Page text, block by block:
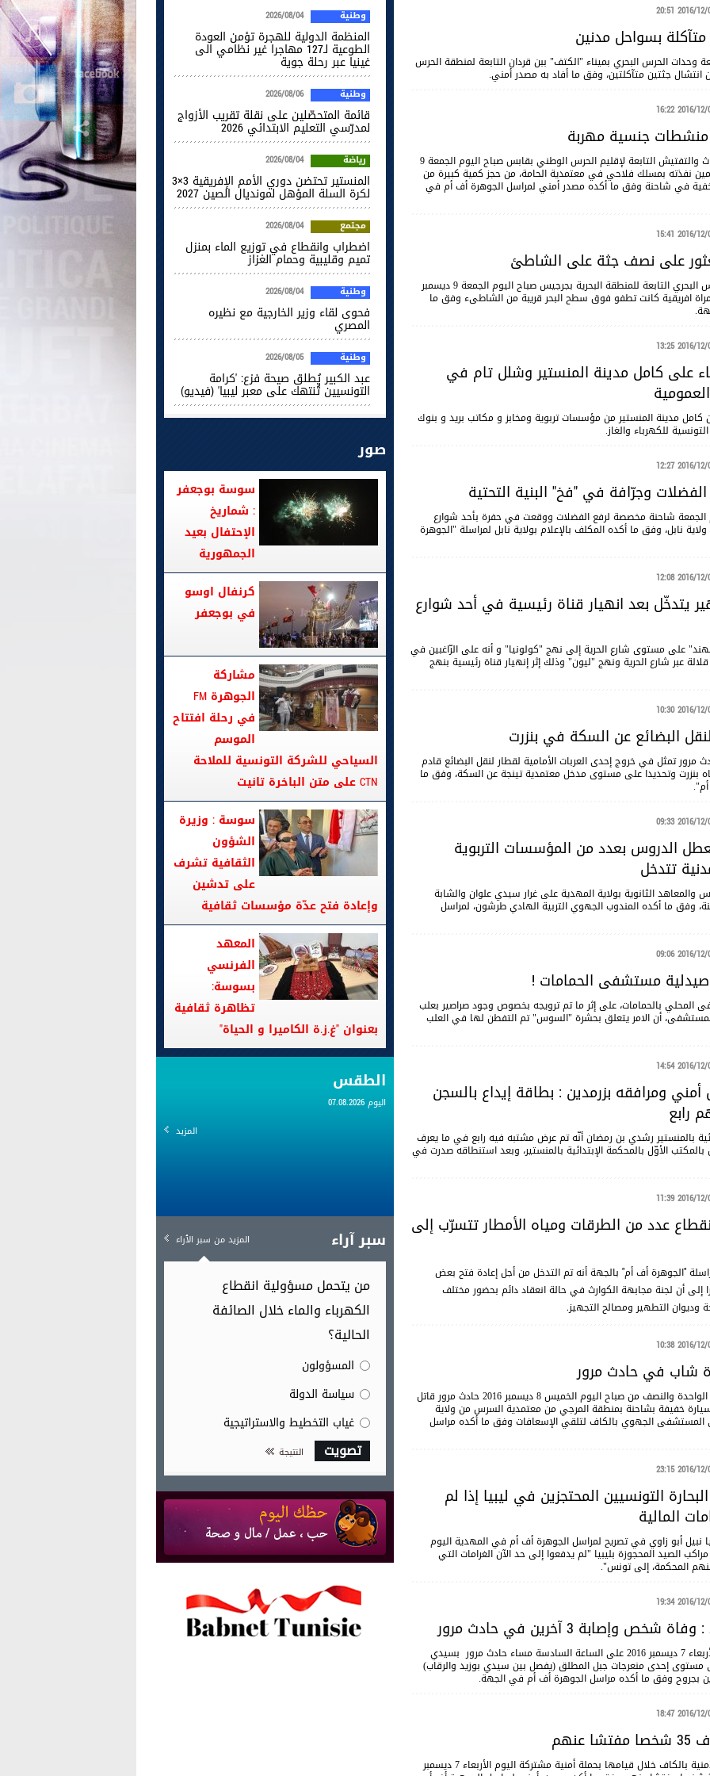
2016/12/09
بسواحل مدنين
وحدات الحرس البحري بميناء "الكتف" ببن قردان التابعة لمنطقة الحرس
انتشال جثتين متآكلتين، وفق ما أفاد به مصدر أمني.
2016/12/09
جنسية مهربة
تمكنت فرقة الأبحاث والتفتيش التابعة لإقليم الحرس الوطني بقابس صباح اليوم الجمعة 9
2016 إثر كمين نفذته بمسلك فلاحي في معتمدية الحامة، من حجز كمية كبيرة من
المعسل كانت مخفية في شاحنة وفق ما أكده مصدر أمني لمراسل الجوهرة أف أم في
2016/12/09
على نصف جثة على الشاطئ
رفعت وحدات الحرس البحري التابعة للمنطقة البحرية بجرجيس صباح اليوم الجمعة 9 ديسمبر
افريقية كانت تطفو فوق سطح البحر قريبة من الشاطىء وفق ما
2016/12/09
على كامل مدينة المنستير وشلل تام في
كامل مدينة المنستير من مؤسسات تربوية ومخابز و مكاتب بريد و بنوك
للكهرباء والغاز.
2016/12/09
وجرّافة في "فخ" البنية التحتية
الجمعة شاحنة مخصصة لرفع الفضلات ووقعت في حفرة بأحد شوارع
نابل، وفق ما أكده المكلف بالإعلام بولاية نابل لمراسلة "الجوهرة
2016/12/09
يتدخّل بعد انهيار قناة رئيسية في أحد شوارع
على مستوى شارع الحرية إلى نهج "كولونيا" و أنه على الرّاغبين في
عبر شارع الحرية ونهج "ليون" وذلك إثر إنهيار قناة رئيسية بنهج
2016/12/09
البضائع عن السكة في بنزرت
مرور تمثل في خروج إحدى العربات الأمامية لقطار لنقل البضائع قادم
بنزرت وتحديدا على مستوى مدخل معتمدية تينجة عن السكة، وفق ما
2016/12/09
الدروس بعدد من المؤسسات التربوية
تتدخل
الثانوية بولاية المهدية على غرار سيدي علوان والشابة
وفق ما أكده المندوب الجهوي التربية الهادي طرشون، لمراسل
2016/12/09
مستشفى الحمامات !
المحلي بالحمامات، على إثر ما تم ترويجه بخصوص وجود صراصير بعلب
أن الامر يتعلق بحشرة "السوس" تم التفطن لها في العلب
2016/12/08
أمني ومرافقه بزرمدين : بطاقة إيداع بالسجن
رابع
بالمنستير رشدي بن رمضان أنّه تم عرض مشتبه فيه رابع في ما يعرف
الأوّل بالمحكمة الإبتدائية بالمنستير، وبعد استنطاقه صدرت في
2016/12/08
عدد من الطرقات ومياه الأمطار تتسرّب إلى
"الجوهرة أف أم" بالجهة أنه تم التدخل من أجل إعادة فتح بعض
أن لجنة مجابهة الكوارث في حالة انعقاد دائم بحضور مختلف
وديوان التطهير ومصالح التجهيز.
2016/12/08
شاب في حادث مرور
جد حوالي الساعة الواحدة والنصف من صباح اليوم الخميس 8 ديسمبر 2016 حادث مرور قاتل
خفيفة بشاحنة بمنطقة المرجي من معتمدية السرس من ولاية
الجهوي بالكاف لتلقي الإسعافات وفق ما أكده مراسل
2016/12/07
التونسيين المحتجزين في ليبيا إذا لم
المالية
نبيل أبو زاوي في تصريح لمراسل الجوهرة أف أم في المهدية اليوم
مالكي مراكب الصيد المحجوزة بليبيا "لم يدفعوا إلى حد الآن الغرامات التي
2016/12/07
وإصابة 3 آخرين في حادث مرور
جد عشية اليوم الأربعاء 7 ديسمبر 2016 على الساعة السادسة مساء حادث مرور بسيدي
مستوى إحدى منعرجات جبل المطلق (يفصل بين سيدي بوزيد والرقاب)
2016/12/07
تمكنت الوحدات الأمنية بالكاف خلال قيامها بحملة أمنية مشتركة اليوم الأربعاء 7 ديسمبر
وطنية 2026/08/04
المنظمة الدولية للهجرة تؤمن العودة
الطوعية لـ127 مهاجرا غير نظامي الى
غينيا عبر رحلة جوية
وطنية 2026/08/06
قائمة المتحصّلين على نقلة تقريب الأزواج
لمدرّسي التعليم الابتدائي 2026
رياضة 2026/08/04
المنستير تحتضن دوري الأمم الإفريقية 3×3
لكرة السلة المؤهل لمونديال الصين 2027
مجتمع 2026/08/04
اضطراب وانقطاع في توزيع الماء بمنزل
تميم وقليبية وحمام الغزاز
وطنية 2026/08/04
فحوى لقاء وزير الخارجية مع نظيره
المصري
وطنية 2026/08/05
عبد الكبير يُطلق صيحة فزع: 'كرامة
التونسيين تُنتهك على معبر ليبيا' (فيديو)
صور
سوسة بوجعفر
: شماريخ
الإحتفال بعيد
الجمهورية
كرنفال اوسو
في بوجعفر
مشاركة
الجوهرة FM
في رحلة افتتاح
الموسم
السياحي للشركة التونسية للملاحة
CTN على متن الباخرة تانيت
سوسة : وزيرة
الشؤون
الثقافية تشرف
على تدشين
وإعادة فتح عدّة مؤسسات ثقافية
المعهد
الفرنسي
بسوسة:
تظاهرة ثقافية
بعنوان "غ.ز.ة الكاميرا و الحياة"
الطقس
اليوم 07.08.2026
المزيد
المزيد من سبر الٱراء سبر آراء
من يتحمل مسؤولية انقطاع
الكهرباء والماء خلال الصائفة
الحالية؟
المسؤولون
سياسة الدولة
غياب التخطيط والاستراتيجية
تصويت النتيجة